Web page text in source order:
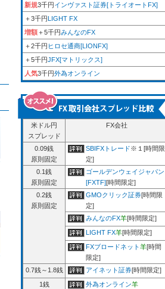
新規3千円インヴァスト証券[トライオートFX]
＋3千円LIGHT FX
増額＋5千円みんなのFX
＋2千円 ヒロセ通商[LIONFX]
＋5千円JFX[マトリックス]
人気3千円外為オンライン
米ドル円
スプレッド
FX会社
0.09銭
原則固定
SBIFXトレード※１[時間限
定]
0.1銭
原則固定
ゴールデンウェイジャパン
[FXTF][時間限定]
0.2銭
原則固定
GMOクリック証券[時間限
定]
みんなのFX羊[時間限定]
LIGHT FX羊[時間限定]
FXブロードネット羊[時間
限定]
0.7銭～1.8銭
アイネット証券[時間限定]
1銭
外為オンライン羊